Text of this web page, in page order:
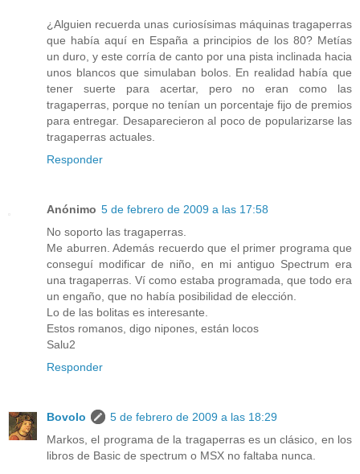
¿Alguien recuerda unas curiosísimas máquinas tragaperras
que había aquí en España a principios de los 80? Metías
un duro, y este corría de canto por una pista inclinada hacia
unos blancos que simulaban bolos. En realidad había que
tener suerte para acertar, pero no eran como las
tragaperras, porque no tenían un porcentaje fijo de premios
para entregar. Desaparecieron al poco de popularizarse las
tragaperras actuales.
Responder
Anónimo 5 de febrero de 2009 a las 17:58
No soporto las tragaperras.
Me aburren. Además recuerdo que el primer programa que
conseguí modificar de niño, en mi antiguo Spectrum era
una tragaperras. Ví como estaba programada, que todo era
un engaño, que no había posibilidad de elección.
Lo de las bolitas es interesante.
Estos romanos, digo nipones, están locos
Salu2
Responder
Bovolo
5 de febrero de 2009 a las 18:29
Markos, el programa de la tragaperras es un clásico, en los
libros de Basic de spectrum o MSX no faltaba nunca.